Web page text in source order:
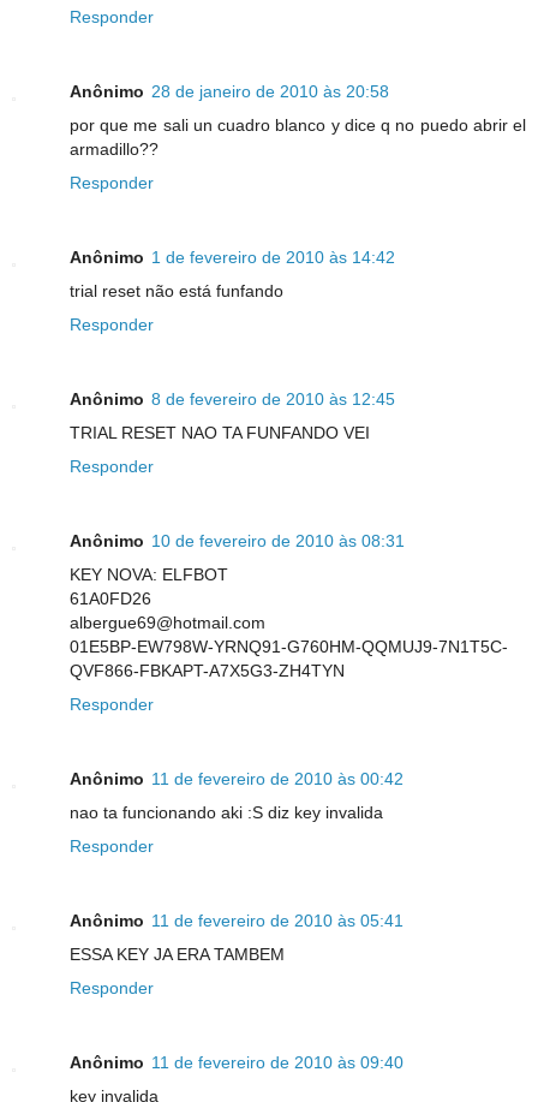
Responder
Anônimo 28 de janeiro de 2010 às 20:58
por que me sali un cuadro blanco y dice q no puedo abrir el
armadillo??
Responder
Anônimo 1 de fevereiro de 2010 às 14:42
trial reset não está funfando
Responder
Anônimo 8 de fevereiro de 2010 às 12:45
TRIAL RESET NAO TA FUNFANDO VEI
Responder
Anônimo 10 de fevereiro de 2010 às 08:31
KEY NOVA: ELFBOT
61A0FD26
albergue69@hotmail.com
01E5BP-EW798W-YRNQ91-G760HM-QQMUJ9-7N1T5C-
QVF866-FBKAPT-A7X5G3-ZH4TYN
Responder
Anônimo 11 de fevereiro de 2010 às 00:42
nao ta funcionando aki :S diz key invalida
Responder
Anônimo 11 de fevereiro de 2010 às 05:41
ESSA KEY JA ERA TAMBEM
Responder
Anônimo 11 de fevereiro de 2010 às 09:40
key invalida